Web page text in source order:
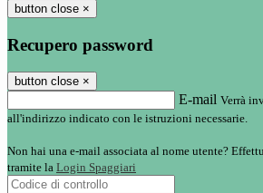
button close ×
Recupero password
button close ×
E-mail Verrà
all'indirizzo indicato con le istruzioni necessarie.
Non hai una e-mail associata al nome utente?
tramite la Login Spaggiari